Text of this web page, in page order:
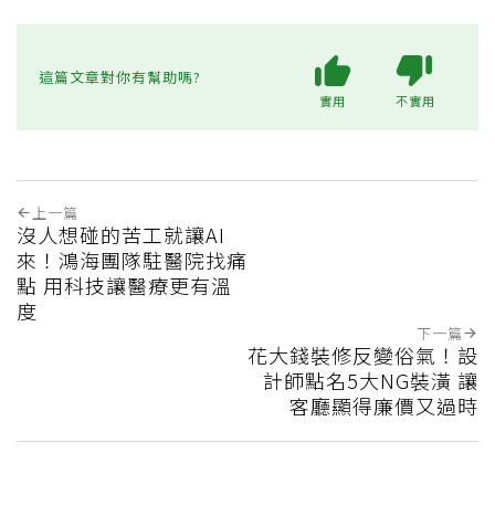
這篇文章對你有幫助嗎?
實用 不實用
上一篇
沒人想碰的苦工就讓AI
來！鴻海團隊駐醫院找痛
點 用科技讓醫療更有溫
度
下一篇
花大錢裝修反變俗氣！設
計師點名5大NG裝潢 讓
客廳顯得廉價又過時